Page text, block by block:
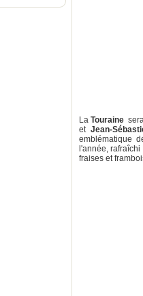
La Touraine
etJean-
emblématique
l'année,
fraises et